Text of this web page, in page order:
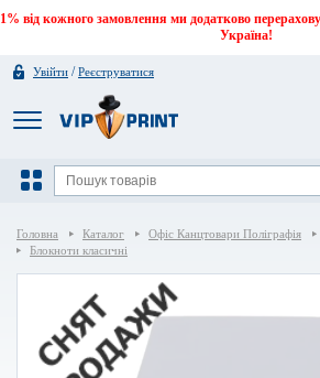
1% від кожного замовлення ми додатково
Україна!
Увійти /Реєструватися
Головна Каталог Офіс Канцтовари Поліграфія
Блокноти класичні